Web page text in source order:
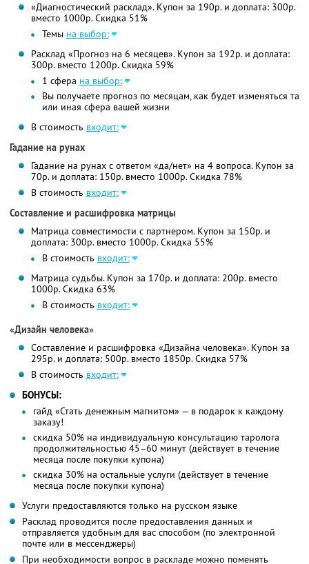
«Диагностический расклад». Купон за 190р. и доплата: 300р.
вместо 1000р. Скидка 51%
Темы на выбор:
Расклад «Прогноз на 6 месяцев». Купон за 192р. и доплата:
300р. вместо 1200р. Скидка 59%
1 сфера на выбор:
Вы получаете прогноз по месяцам, как будет изменяться та
или иная сфера вашей жизни
В стоимость входит:
Гадание на рунах
Гадание на рунах с ответом «да/нет» на 4 вопроса. Купон за
70р. и доплата: 150р. вместо 1000р. Скидка 78%
В стоимость входит:
Составление и расшифровка матрицы
Матрица совместимости с партнером. Купон за 150р. и
доплата: 300р. вместо 1000р. Скидка 55%
В стоимость входит:
Матрица судьбы. Купон за 170р. и доплата: 200р. вместо
1000р.Скидка 63%
В стоимость входит:
«Дизайн человека»
Составление и расшифровка «Дизайна человека». Купон за
295р. и доплата: 500р. вместо 1850р. Скидка 57%
В стоимость входит:
БОНУСЫ:
гайд «Стать денежным магнитом» — в подарок к каждому
заказу!
скидка 50% на индивидуальную консультацию таролога
продолжительностью 45–60 минут (действует в течение
месяца после покупки купона)
скидка 30% на остальные услуги (действует в течение
месяца после покупки купона)
Услуги предоставляются только на русском языке
Расклад проводится после предоставления данных и
отправляется удобным для вас способом (по электронной
почте или в мессенджеры)
При необходимости вопрос в раскладе можно поменять